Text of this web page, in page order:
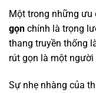
Một trong những ưu
gọn chính là trọng
thang truyền thống
rút gọn là một
Sự nhẹ nhàng của